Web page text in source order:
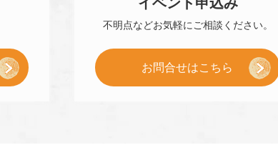
不明点などお気軽に ご相談ください。
お問合せはこちら